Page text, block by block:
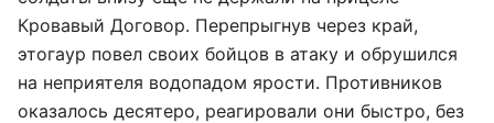
Кровавый Договор. Перепрыгнув через край,
этогаур повел своих бойцов в атаку и обрушился
на неприятеля водопадом ярости. Противников
оказалось десятеро, реагировали они быстро, без